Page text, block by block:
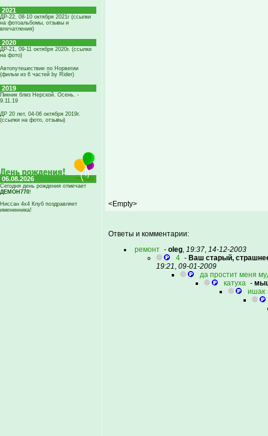
2021
ДР-22, 08-10 октября 2021г (ссылки
на фотоальбомы, отзывы и
впечатления)
2020
ДР-21, 09-11 октября 2020г. (ссылки
на фото)
Автопутешествие по Норвегии
(фильм из 6 частей by Rider)
2019
Пикник близ Нерской. Осень. -
9.11.19
ДР 20 лет, 04-06 октября 2019г.
(ссылки на фото, отзывы)
06.08.2026
Сегодня день рождения отмечает
ДЕМОН770!
Ниссан 4х4 Клуб поздравляет
именинника!
<Empty>
Ответы и комментарии:
ремонт - oleg, 19:37, 14-12-2003
4 - Ваш старый,
19:21, 09-01-2009
да простит меня
катуха -
ишак